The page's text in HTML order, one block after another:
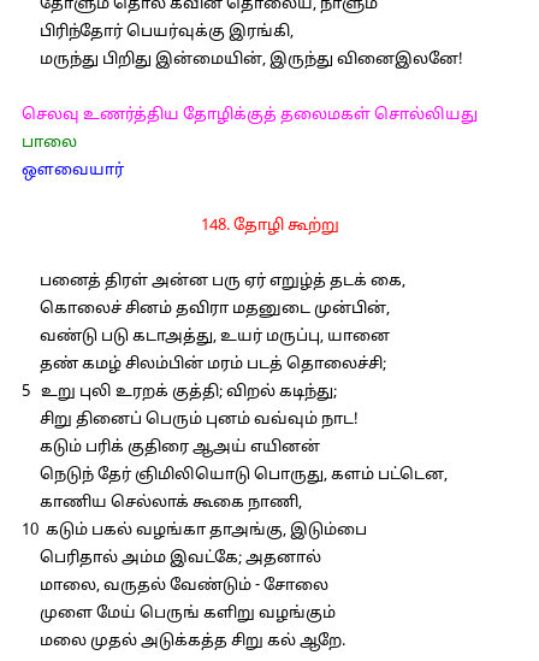
தோளும் தொல் கவின் தொலைய, நாளும்
பிரிந்தோர் பெயர்வுக்கு இரங்கி,
மருந்து பிறிது இன்மையின், இருந்து வினைஇலனே!
செலவு உணர்த்திய தோழிக்குத் தலைமகள் சொல்லியது
பாலை
ஔவையார்
148. தோழி கூற்று
பனைத் திரள் அன்ன பரு ஏர் எறுழ்த் தடக் கை,
கொலைச் சினம் தவிரா மதனுடை முன்பின்,
வண்டு படு கடாஅத்து, உயர் மருப்பு, யானை
தண் கமழ் சிலம்பின் மரம் படத் தொலைச்சி;
5 உறு புலி உரறக் குத்தி; விறல் கடிந்து;
சிறு தினைப் பெரும் புனம் வவ்வும் நாட!
கடும் பரிக் குதிரை ஆஅய் எயினன்
நெடுந் தேர் ஞிமிலியொடு பொருது, களம் பட்டென,
காணிய செல்லாக் கூகை நாணி,
10 கடும் பகல் வழங்கா தாஅங்கு, இடும்பை
பெரிதால் அம்ம இவட்கே; அதனால்
மாலை, வருதல் வேண்டும் - சோலை
முளை மேய் பெருங் களிறு வழங்கும்
மலை முதல் அடுக்கத்த சிறு கல் ஆறே.